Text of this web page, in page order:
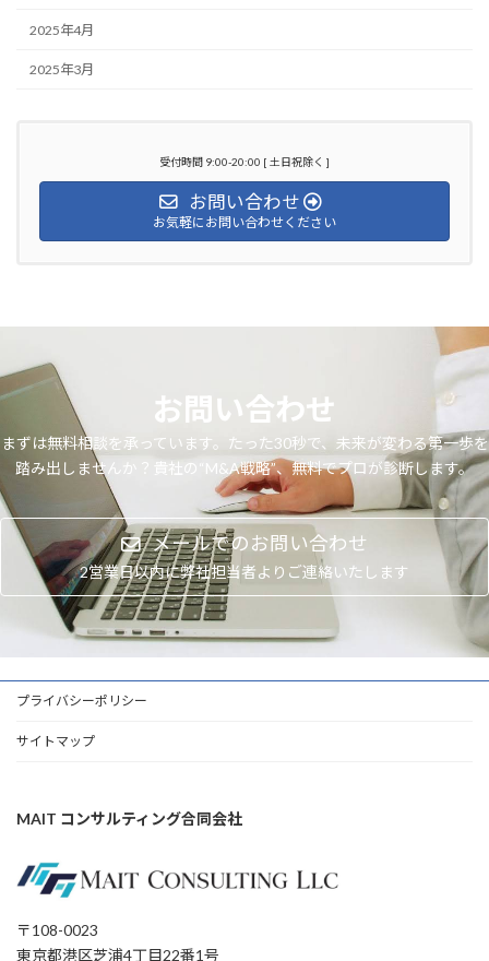
2025年4月
2025年3月
受付時間 9:00-20:00 [ 土日祝除く ]
お問い合わせ
お気軽にお問い合わせください
お問い合わせ
まずは無料相談を承っています。たった30秒で、未来が変わる第一歩を
踏み出しませんか？貴社の“M&A戦略”、無料でプロが診断します。
メールでのお問い合わせ
2営業日以内に弊社担当者よりご連絡いたします
プライバシーポリシー
サイトマップ
MAIT コンサルティング合同会社
〒108-0023
東京都港区芝浦4丁目22番1号